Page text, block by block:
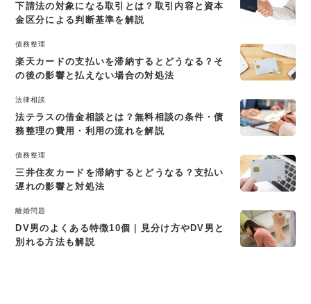
下請法の対象になる取引とは？取引内容と資本
金区分による判断基準を解説
債務整理
楽天カードの支払いを滞納するとどうなる？そ
の後の影響と払えない場合の対処法
法律相談
法テラスの借金相談とは？無料相談の条件・債
務整理の費用・利用の流れを解説
債務整理
三井住友カードを滞納するとどうなる？支払い
遅れの影響と対処法
離婚問題
DV男のよくある特徴10個｜見分け方やDV男と
別れる方法も解説